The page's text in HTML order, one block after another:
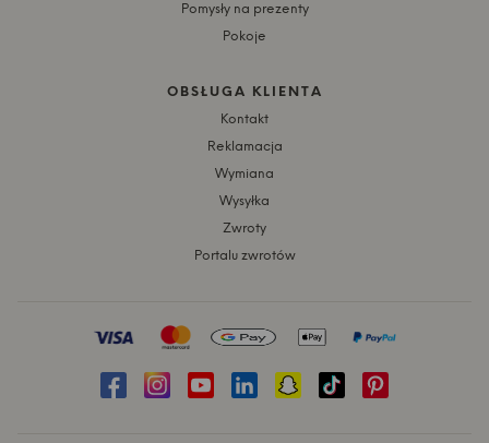
Pomysły na prezenty
Pokoje
OBSŁUGA KLIENTA
Kontakt
Reklamacja
Wymiana
Wysyłka
Zwroty
Portalu zwrotów